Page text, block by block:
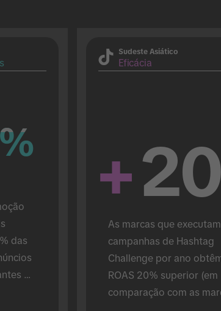
%
%
das
Sudeste Asiático
Eficácia
+20
As marcas que
campanhas de Hashtag
Challenge por ano
ROAS 20% superior (em
comparação com as